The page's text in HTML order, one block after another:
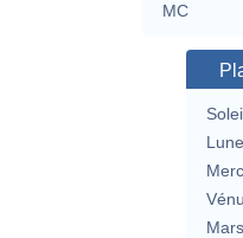
MC
Lune
Mars